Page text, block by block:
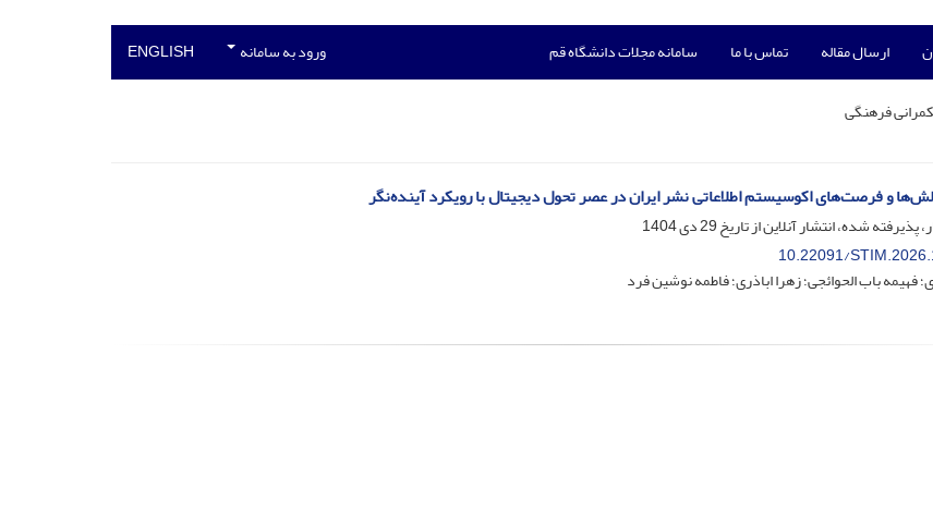
ارسال مقاله تماس با ما سامانه مجلات دانشگاه قم ورود به سامانه ENGLISH
فرهنگی
و فرصت‌های اکوسیستم اطلاعاتی نشر ایران در عصر تحول دیجیتال با رویکرد آینده‌نگر
پذیرفته شده، انتشار آنلاین از تاریخ29 دی 1404
10.22091/
فهیمه باب الحوائجی؛ زهرا اباذری؛ فاطمه نوشین فرد